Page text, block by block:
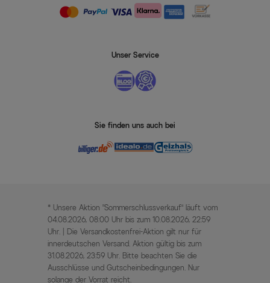
Unser Service
Sie finden uns auch bei
* Unsere Aktion „Sommerschlussverkauf“ läuft vom
04.08.2026, 08:00 Uhr bis zum 10.08.2026, 22:59
Uhr. | Die Versandkostenfrei-Aktion gilt nur für
innerdeutschen Versand. Aktion gültig bis zum
31.08.2026, 23:59 Uhr. Bitte beachten Sie die
Ausschlüsse und Gutscheinbedingungen. Nur
solange der Vorrat reicht.